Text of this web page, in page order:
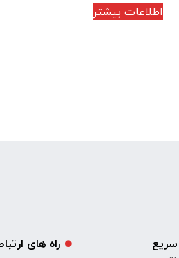
اطلاعات بیشتر
راه های